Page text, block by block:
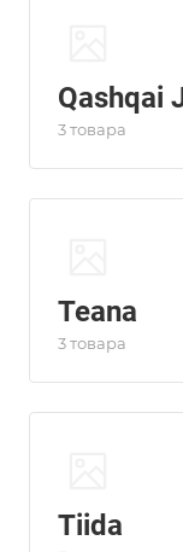
Qashqai
3 товара
Teana
3 товара
Tiida